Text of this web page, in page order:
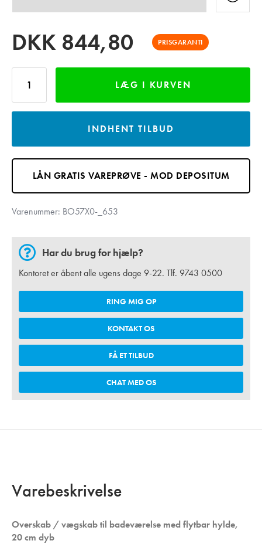
DKK 844,80 PRISGARANTI
LÆG I KURVEN
INDHENT TILBUD
LÅN GRATIS VAREPRØVE - MOD DEPOSITUM
Varenummer: BO57X0-_653
Har du brug for hjælp?
Kontoret er åbent alle ugens dage 9-22. Tlf. 9743 0500
RING MIG OP
KONTAKT OS
FÅ ET TILBUD
CHAT MED OS
Varebeskrivelse
Overskab / vægskab til badeværelse med flytbar hylde,
20 cm dyb